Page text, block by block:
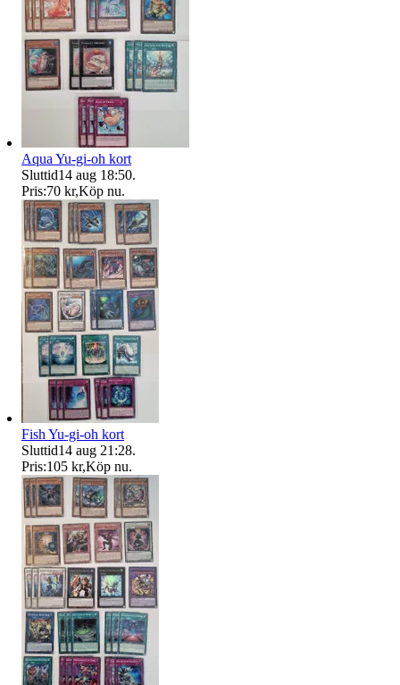
Aqua Yu-gi-oh kort
Sluttid14 aug 18:50.
Pris:70 kr,Köp nu.
Fish Yu-gi-oh kort
Sluttid14 aug 21:28.
Pris:105 kr,Köp nu.